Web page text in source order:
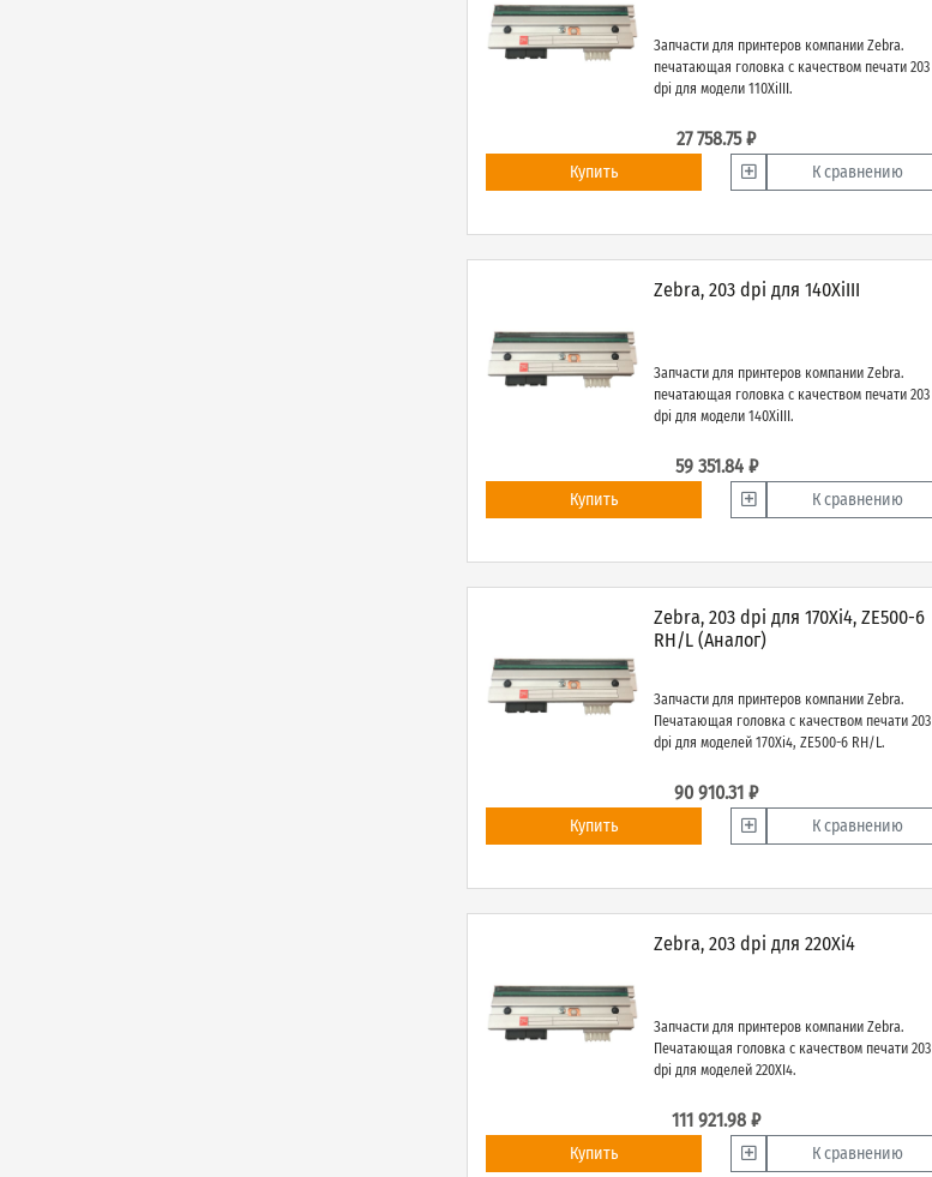
Запчасти для принтеров компании Zebra.
печатающая головка с качеством печати 203
dpi для модели 110XiIII.
27 758.75 ₽
Купить К сравнению
Zebra, 203 dpi для 140XiIII
Запчасти для принтеров компании Zebra.
печатающая головка с качеством печати 203
dpi для модели 140XiIII.
59 351.84 ₽
Купить К сравнению
Zebra, 203 dpi для 170Xi4, ZE500-6
RH/L (Аналог)
Запчасти для принтеров компании Zebra.
Печатающая головка с качеством печати 203
dpi для моделей 170Xi4, ZE500-6 RH/L.
90 910.31 ₽
Купить К сравнению
Zebra, 203 dpi для 220Xi4
Запчасти для принтеров компании Zebra.
Печатающая головка с качеством печати 203
dpi для моделей 220XI4.
111 921.98 ₽
Купить К сравнению